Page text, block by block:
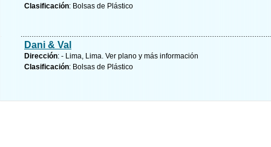
Clasificación: Bolsas de Plástico
Dani & Val
Dirección: - Lima, Lima. Ver plano y más información
Clasificación: Bolsas de Plástico